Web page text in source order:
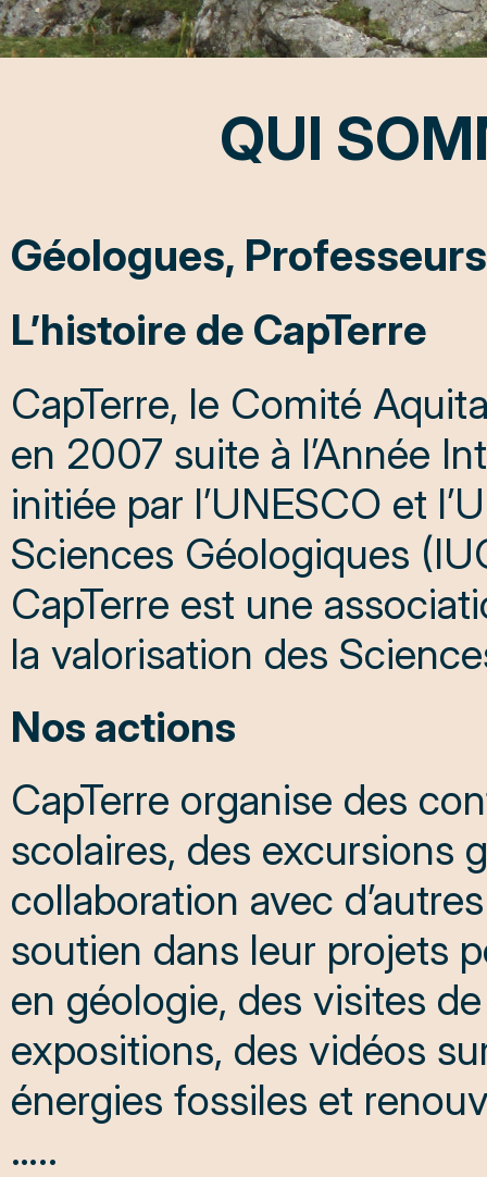
QUI
Géologues,
L’histoire de CapTerre
CapTerre, le Comité
en 2007 suite à l’Année
initiée par l’UNESCO et
Sciences Géologiques
CapTerre est une
la valorisation des
Nos actions
CapTerre organise des
scolaires, des excursions
collaboration avec
soutien dans leur projets
en géologie, des visites
expositions, des vidéos
énergies fossiles et
…..